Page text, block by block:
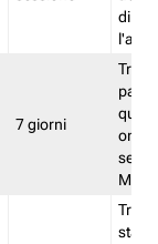
7 giorni
stata